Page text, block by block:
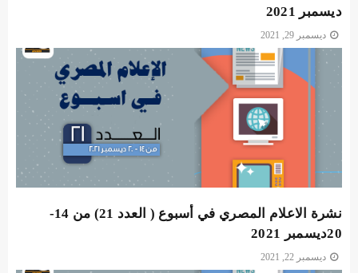
ديسمبر 2021
ديسمبر 29, 2021
نشرة الاعلام المصري في أسبوع ( العدد 21) من 14-
20ديسمبر 2021
ديسمبر 22, 2021